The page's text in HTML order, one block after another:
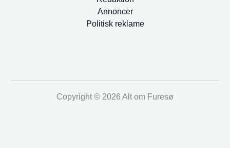
Annoncer
Politisk reklame
Copyright © 2026 Alt om Furesø